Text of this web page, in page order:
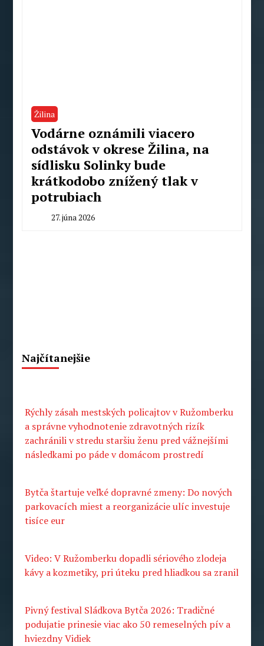
Žilina
Vodárne oznámili viacero
odstávok v okrese Žilina, na
sídlisku Solinky bude
krátkodobo znížený tlak v
potrubiach
27. júna 2026
Najčítanejšie
Rýchly zásah mestských policajtov v Ružomberku
a správne vyhodnotenie zdravotných rizík
zachránili v stredu staršiu ženu pred vážnejšími
následkami po páde v domácom prostredí
Bytča štartuje veľké dopravné zmeny: Do nových
parkovacích miest a reorganizácie ulíc investuje
tisíce eur
Video: V Ružomberku dopadli sériového zlodeja
kávy a kozmetiky, pri úteku pred hliadkou sa zranil
Pivný festival Sládkova Bytča 2026: Tradičné
podujatie prinesie viac ako 50 remeselných pív a
hviezdny Vidiek